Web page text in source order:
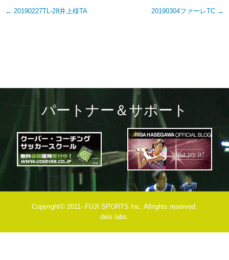
Post
← 20190227TL-28井上様TA 20190304ファーレTC →
パートナー＆サポート
Copyright© 2011- FUJI SPORTS Inc. Allrights reserved.
deis labs.